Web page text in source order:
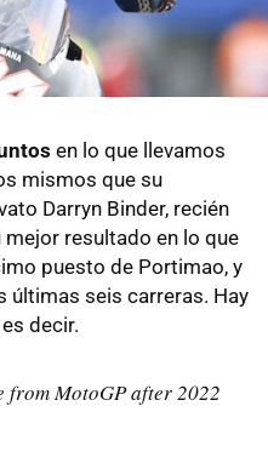
en lo que llevamos
mismos que su
Darryn Binder, recién
resultado en lo que
puesto de Portimao, y
últimas seis carreras. Hay
decir.
from MotoGP after 2022